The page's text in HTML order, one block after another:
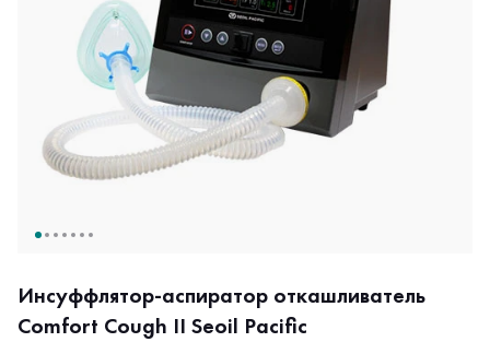
Инсуффлятор-аспиратор откашливатель
Comfort Cough II Seoil Pacific